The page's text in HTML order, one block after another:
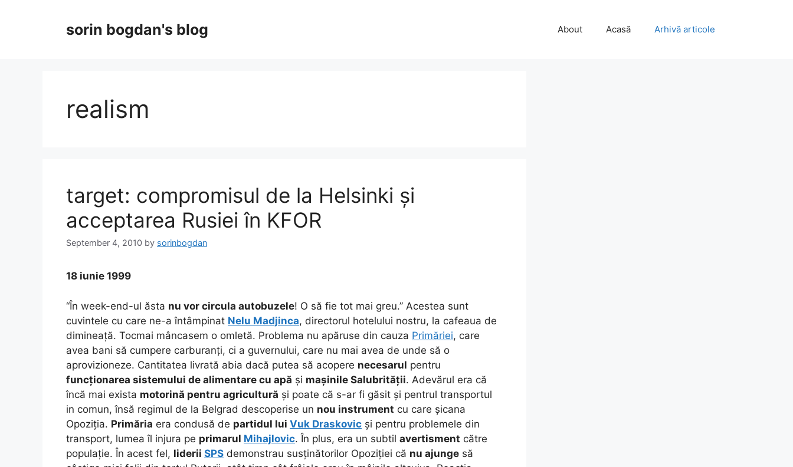
sorin bogdan's blog About Acasă Arhivă articole
realism
target: compromisul de la Helsinki și
acceptarea Rusiei în KFOR
September 4, 2010 by sorinbogdan
18 iunie 1999
“În week-end-ul ăsta nu vor circula autobuzele! O să fie tot mai greu.” Acestea sunt
cuvintele cu care ne-a întâmpinat Nelu Madjinca, directorul hotelului nostru, la cafeaua de
dimineață. Tocmai mâncasem o omletă. Problema nu apăruse din cauza Primăriei, care
avea bani să cumpere carburanți, ci a guvernului, care nu mai avea de unde să o
aprovizioneze. Cantitatea livrată abia dacă putea să acopere necesarul pentru
funcționarea sistemului de alimentare cu apă și mașinile Salubrității. Adevărul era că
încă mai exista motorină pentru agricultură și poate că s-ar fi găsit și pentrul transportul
in comun, însă regimul de la Belgrad descoperise un nou instrument cu care șicana
Opoziția. Primăria era condusă de partidul lui Vuk Draskovic și pentru problemele din
transport, lumea îl injura pe primarul Mihajlovic. În plus, era un subtil avertisment către
populație. În acest fel, liderii SPS demonstrau susținătorilor Opoziției că nu ajunge să